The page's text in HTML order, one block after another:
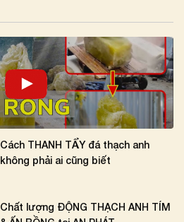
Cách THANH TẨY đá thạch anh
không phải ai cũng biết
Chất lượng ĐỘNG THẠCH ANH TÍM